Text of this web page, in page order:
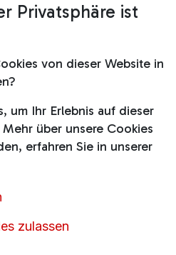
Privatsphäre ist
von dieser Website in
um Ihr Erlebnis auf dieser
über unsere Cookies
erfahren Sie in unserer
zulassen